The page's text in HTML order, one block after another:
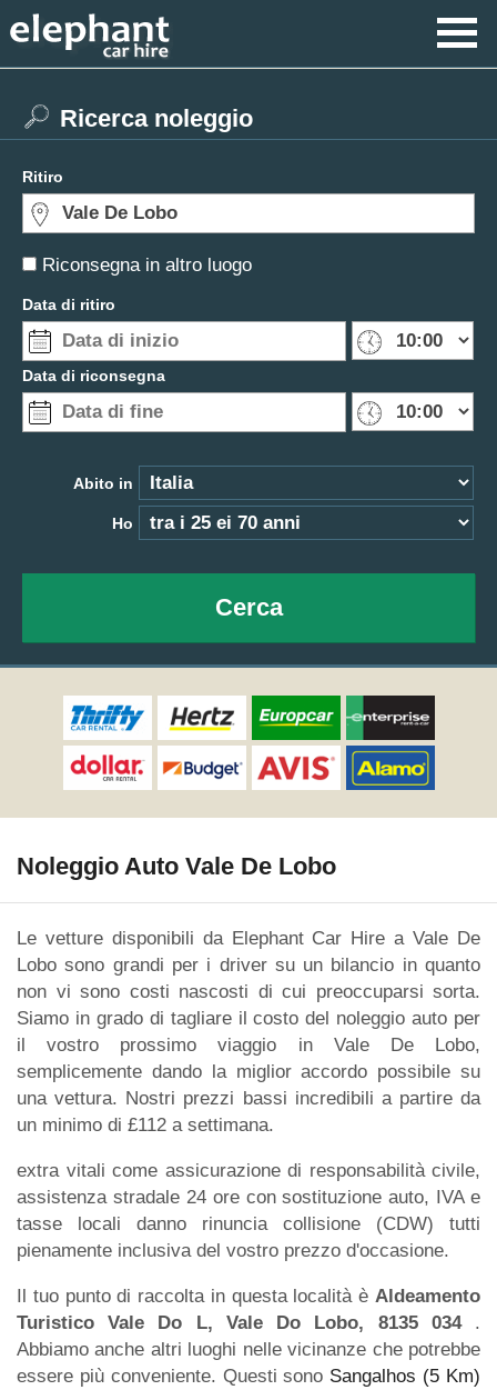
Riconsegna in altro luogo
Ricerca noleggio
Ritiro
Data di ritiro
Data di riconsegna
Abito in
Ho
Cerca
Noleggio Auto Vale De Lobo
Le vetture disponibili da Elephant Car Hire a Vale De
Lobo sono grandi per i driver su un bilancio in quanto
non vi sono costi nascosti di cui preoccuparsi sorta.
Siamo in grado di tagliare il costo del noleggio auto per
il vostro prossimo viaggio in Vale De Lobo,
semplicemente dando la miglior accordo possibile su
una vettura. Nostri prezzi bassi incredibili a partire da
un minimo di £112 a settimana.
extra vitali come assicurazione di responsabilità civile,
assistenza stradale 24 ore con sostituzione auto, IVA e
tasse locali danno rinuncia collisione (CDW) tutti
pienamente inclusiva del vostro prezzo d'occasione.
Il tuo punto di raccolta in questa località è Aldeamento
Turistico Vale Do L, Vale Do Lobo, 8135 034 .
Abbiamo anche altri luoghi nelle vicinanze che potrebbe
essere più conveniente. Questi sono Sangalhos (5 Km)